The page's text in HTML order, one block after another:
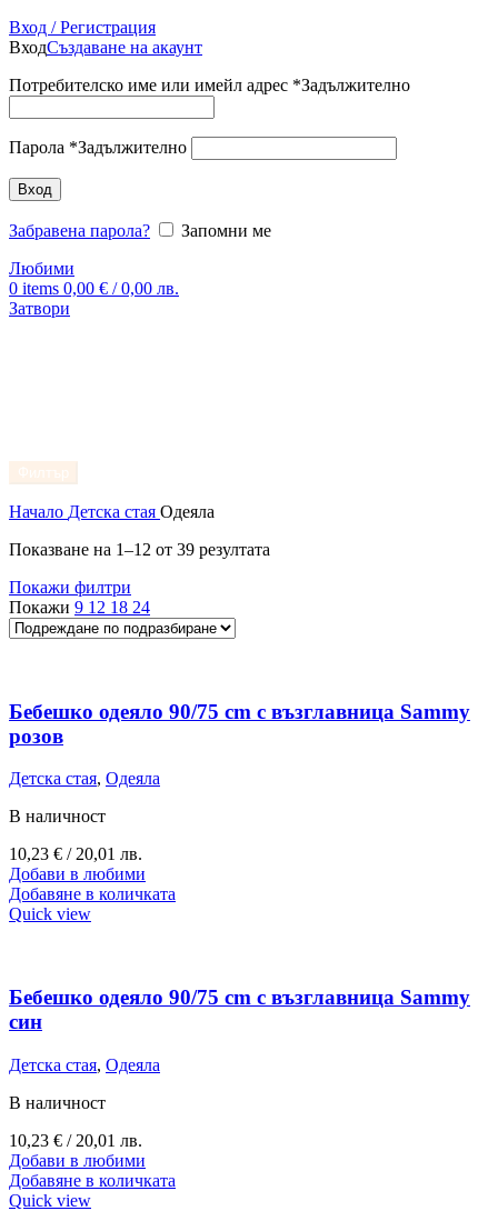
Вход / Регистрация
ВходСъздаване на акаунт
Потребителско име или имейл адрес *Задължително
Парола *Задължително
Вход
Забравена парола?
Запомни ме
Любими
0 items 0,00 € / 0,00 лв.
Затвори
Начало Детска стая Одеяла
Показване на 1–12 от 39 резултата
Покажи филтри
Покажи 9 12 18 24
Бебешко одеяло 90/75 cm с възглавница Sammy
розов
Детска стая, Одеяла
В наличност
10,23 € / 20,01 лв.
Добави в любими
Добавяне в количката
Quick view
Бебешко одеяло 90/75 cm с възглавница Sammy
син
Детска стая, Одеяла
В наличност
10,23 € / 20,01 лв.
Добави в любими
Добавяне в количката
Quick view